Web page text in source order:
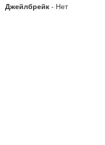
Джейлбрейк - Нет